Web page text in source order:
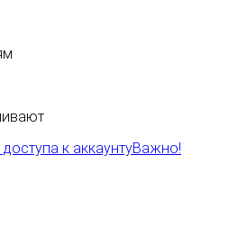
к аккаунтуВажно!